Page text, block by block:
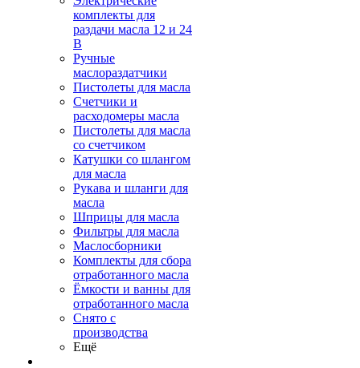
комплекты для
раздачи масла 12 и 24
В
Ручные
маслораздатчики
Пистолеты для масла
Счетчики и
расходомеры масла
Пистолеты для масла
со счетчиком
Катушки со шлангом
для масла
Рукава и шланги для
масла
Шприцы для масла
Фильтры для масла
Маслосборники
Комплекты для сбора
отработанного масла
Ёмкости и ванны для
отработанного масла
Снято с
производства
Ещё